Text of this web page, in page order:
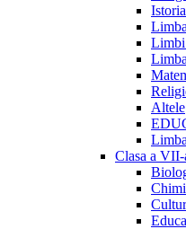
Limbi
Altele
Clasa a VII-